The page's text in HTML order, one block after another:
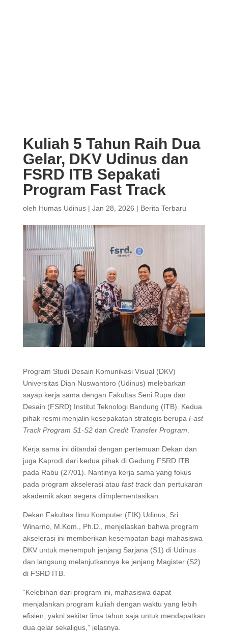
Kuliah 5 Tahun Raih Dua
Gelar, DKV Udinus dan
FSRD ITB Sepakati
Program Fast Track
oleh Humas Udinus| Jan 28, 2026 | Berita Terbaru
Program Studi Desain Komunikasi Visual (DKV)
Universitas Dian Nuswantoro (Udinus) melebarkan
sayap kerja sama dengan Fakultas Seni Rupa dan
Desain (FSRD) Institut Teknologi Bandung (ITB). Kedua
pihak resmi menjalin kesepakatan strategis berupa Fast
Track Program S1-S2dan Credit Transfer Program
Kerja sama ini ditandai dengan pertemuan Dekan dan
juga Kaprodi dari kedua pihak di Gedung FSRD ITB
pada Rabu (27/01). Nantinya kerja sama yang fokus
pada program akselerasi atau fast trackdan pertukaran
akademik akan segera diimplementasikan.
Dekan Fakultas Ilmu Komputer (FIK) Udinus, Sri
Winarno, M.Kom., Ph.D., menjelaskan bahwa program
akselerasi ini memberikan kesempatan bagi mahasiswa
DKV untuk menempuh jenjang Sarjana (S1) di Udinus
dan langsung melanjutkannya ke jenjang Magister (S2)
di FSRD ITB.
“Kelebihan dari program ini, mahasiswa dapat
menjalankan program kuliah dengan waktu yang lebih
efisien, yakni sekitar lima tahun saja untuk mendapatkan
dua gelar sekaligus,” jelasnya.